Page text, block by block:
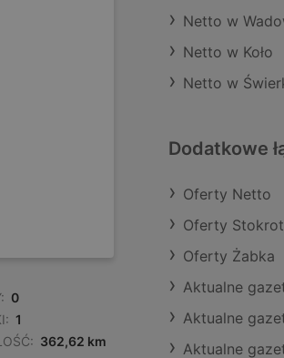
0
1
362,62 km
Netto w
Netto w Koło
Netto w
Dodatkowe
Oferty Netto
Oferty
Oferty Żabka
Aktualne
Aktualne
Aktualne